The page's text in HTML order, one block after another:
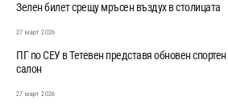
Зелен билет срещу мръсен въздух в столицата
27 март 2026
ПГ по СЕУ в Тетевен представя обновен спортен
салон
27 март 2026